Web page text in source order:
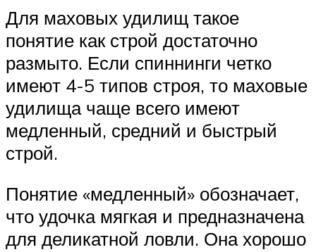
Для маховых удилищ такое
понятие как строй достаточно
размыто. Если спиннинги четко
имеют 4-5 типов строя, то маховые
удилища чаще всего имеют
медленный, средний и быстрый
строй.
Понятие «медленный» обозначает,
что удочка мягкая и предназначена
для деликатной ловли. Она хорошо